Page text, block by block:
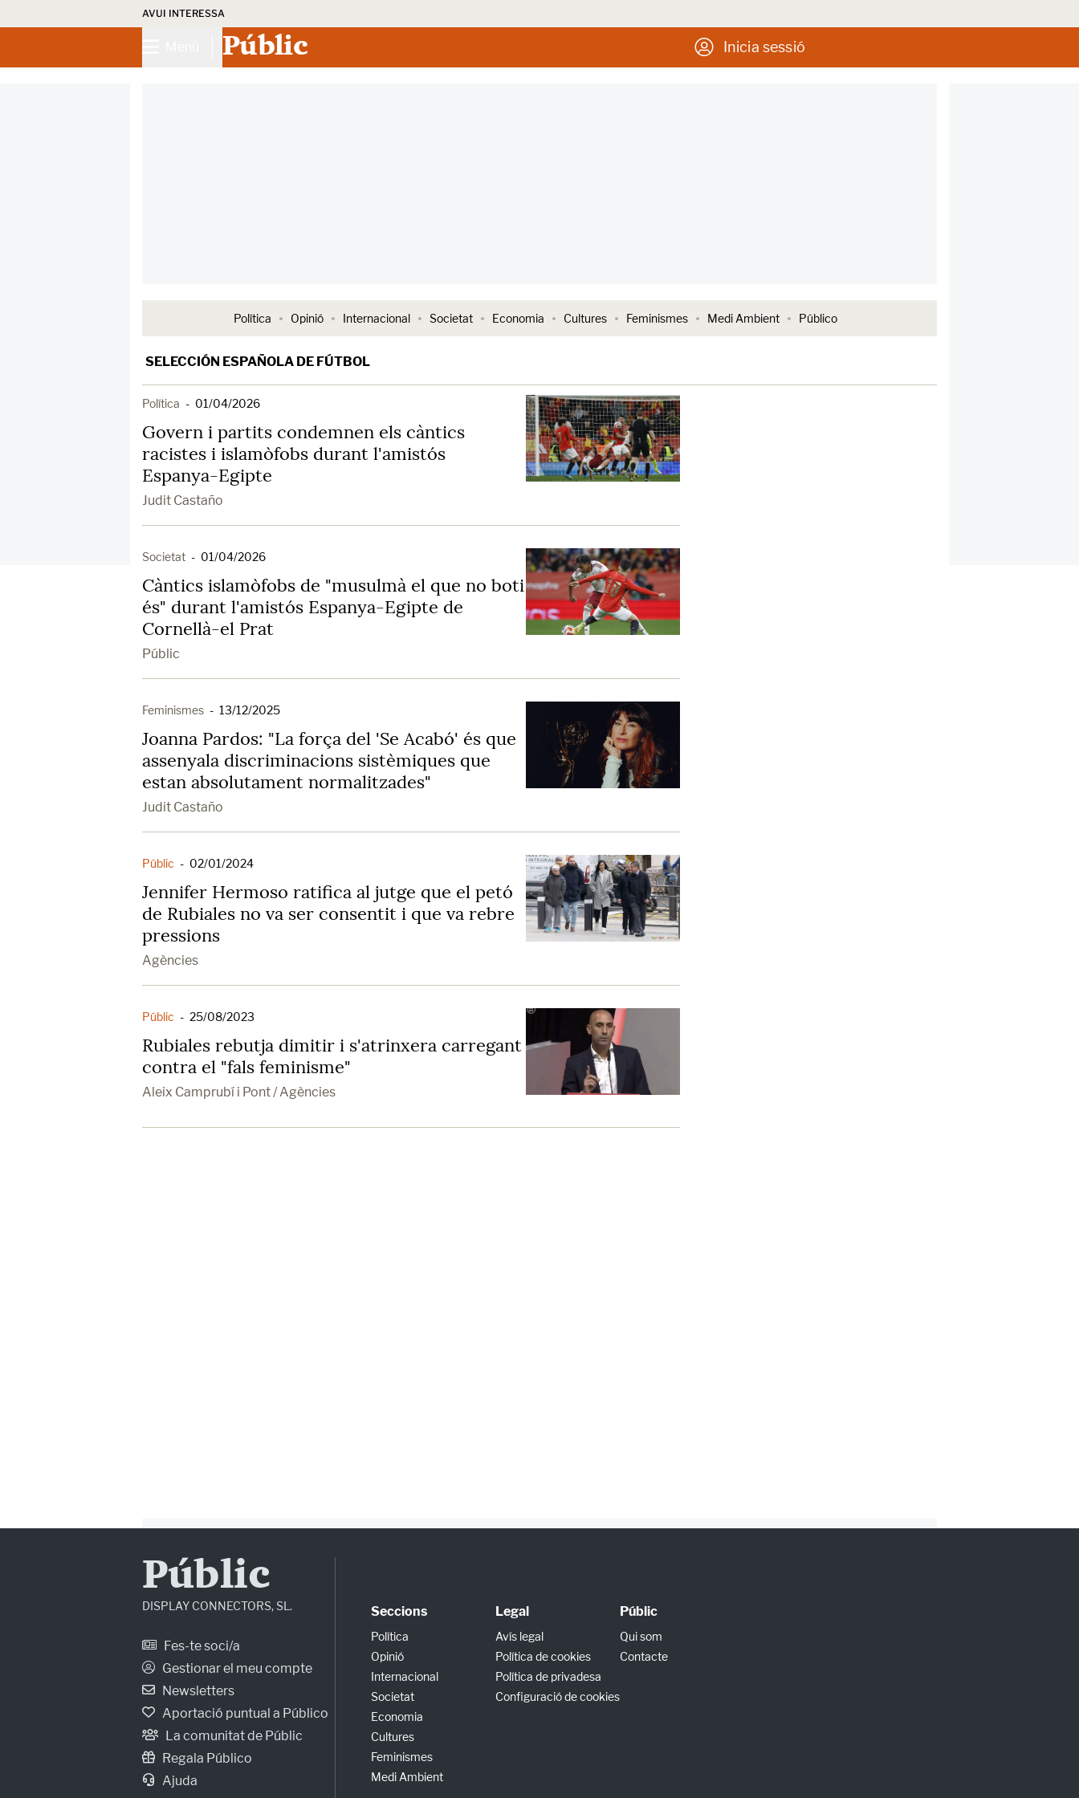
AVUI INTERESSA
Públic Inicia sessió
Política Opinió Internacional Societat Economia Cultures Feminismes Medi Ambient Público
SELECCIÓN ESPAÑOLA DE FÚTBOL
Política - 01/04/2026
Govern i partits condemnen els càntics
racistes i islamòfobs durant l'amistós
Espanya-Egipte
Judit Castaño
Societat - 01/04/2026
Càntics islamòfobs de "musulmà el que no boti
és" durant l'amistós Espanya-Egipte de
Cornellà-el Prat
Públic
Feminismes - 13/12/2025
Joanna Pardos: "La força del 'Se Acabó' és que
assenyala discriminacions sistèmiques que
estan absolutament normalitzades"
Judit Castaño
Públic - 02/01/2024
Jennifer Hermoso ratifica al jutge que el petó
de Rubiales no va ser consentit i que va rebre
pressions
Agències
Públic - 25/08/2023
Rubiales rebutja dimitir i s'atrinxera carregant
contra el "fals feminisme"
Aleix Camprubí i Pont / Agències
Públic
DISPLAY CONNECTORS, SL.
Fes-te soci/a
Gestionar el meu compte
Newsletters
Aportació puntual a Público
La comunitat de Públic
Regala Público
Ajuda
Seccions
Política
Opinió
Internacional
Societat
Economia
Cultures
Feminismes
Medi Ambient
Legal
Avís legal
Política de cookies
Política de privadesa
Configuració de cookies
Públic
Qui som
Contacte